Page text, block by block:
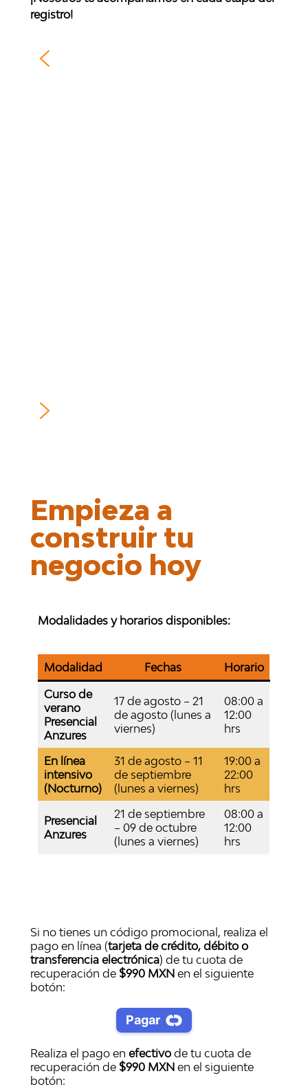
registro!
Empieza a
construir tu
negocio hoy
Modalidades y horarios disponibles:
Modalidad Fechas
Horario
Curso de
verano
Presencial
Anzures
17 de agosto – 21
de agosto (lunes a
viernes)
08:00 a
12:00
hrs
En línea
intensivo
(Nocturno)
31 de agosto – 11
de septiembre
(lunes a viernes)
19:00 a
22:00
hrs
Presencial
Anzures
21 de septiembre
– 09 de octubre
(lunes a viernes)
08:00 a
12:00
hrs
Si no tienes un código promocional, realiza el
pago en línea (tarjeta de crédito, débito o
transferencia electrónica) de tu cuota de
recuperación de $990 MXN en el siguiente
botón:
Realiza el pago en efectivo de tu cuota de
recuperación de $990 MXN en el siguiente
botón: